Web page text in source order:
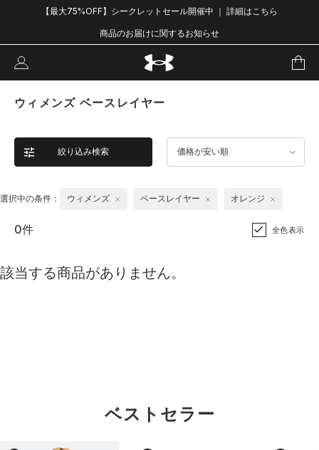
【最大75%OFF】シークレットセール開催中 ｜ 詳細はこちら
商品のお届けに関するお知らせ
ウィメンズ ベースレイヤー
絞り込み検索 価格が安い順
選択中の条件： ウィメンズ ベースレイヤー オレンジ
0件 全色表示
該当する商品がありません。
ベストセラー